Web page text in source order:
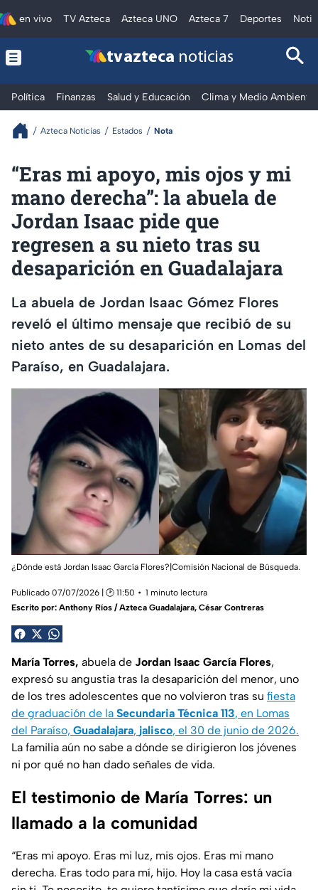
en vivo TV Azteca Azteca UNO Azteca 7 Deportes
tv azteca noticias
Política Finanzas Salud y Educación Clima y Medio Ambiente
Azteca Noticias Estados Nota
“Eras mi apoyo, mis ojos y mi
mano derecha”: la abuela de
Jordan Isaac pide que
regresen a su nieto tras su
desaparición en Guadalajara
La abuela de Jordan Isaac Gómez Flores
reveló el último mensaje que recibió de su
nieto antes de su desaparición en Lomas del
Paraíso, en Guadalajara.
¿Dónde está Jordan Isaac García Flores?|Comisión Nacional de Búsqueda.
Publicado 07/07/2026 | 🕑 11:50
1 minuto lectura
Escrito por: Anthony Ríos / Azteca Guadalajara, César Contreras
María Torres, abuela de Jordan Isaac García Flores,
expresó su angustia tras la desaparición del menor, uno
de los tres adolescentes que no volvieron tras su fiesta
de graduación de la Secundaria Técnica 113, en Lomas
del Paraíso, Guadalajara, jalisco, el 30 de junio de 2026.
La familia aún no sabe a dónde se dirigieron los jóvenes
ni por qué no han dado señales de vida.
El testimonio de María Torres: un
llamado a la comunidad
“Eras mi apoyo. Eras mi luz, mis ojos. Eras mi mano
derecha. Eras todo para mí, hijo. Hoy la casa está vacía